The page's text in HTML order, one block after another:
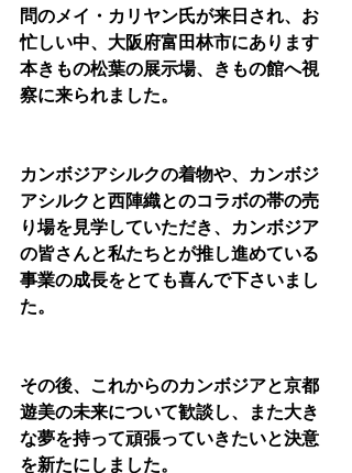
問のメイ・カリヤン氏が来日され、お
忙しい中、大阪府富田林市にあります
本きもの松葉の展示場、きもの館へ視
察に来られました。
カンボジアシルクの着物や、カンボジ
アシルクと西陣織とのコラボの帯の売
り場を見学していただき、カンボジア
の皆さんと私たちとが推し進めている
事業の成長をとても喜んで下さいまし
た。
その後、これからのカンボジアと京都
遊美の未来について歓談し、また大き
な夢を持って頑張っていきたいと決意
を新たにしました。